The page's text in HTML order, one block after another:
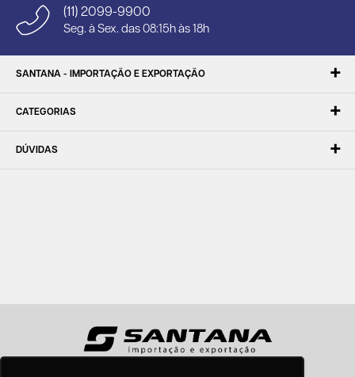
(11) 2099-9900
Seg. à Sex. das 08:15h às 18h
SANTANA - IMPORTAÇÃO E EXPORTAÇÃO
CATEGORIAS
DÚVIDAS